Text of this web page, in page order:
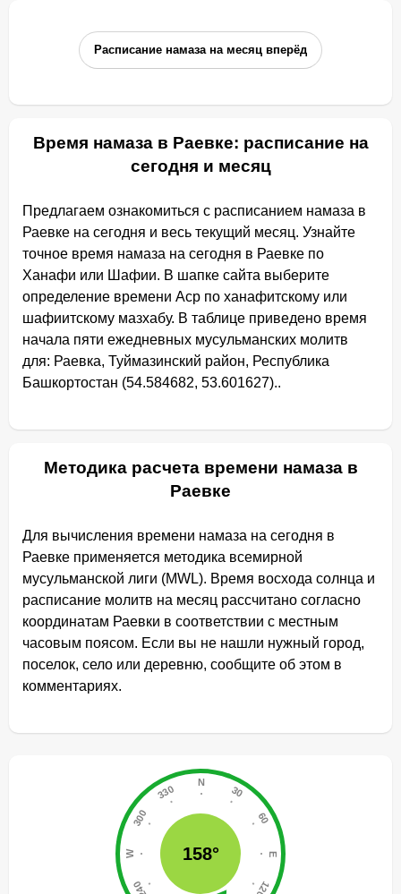
Расписание намаза на месяц вперёд
Время намаза в Раевке: расписание на
сегодня и месяц
Предлагаем ознакомиться с расписанием намаза в
Раевке на сегодня и весь текущий месяц. Узнайте
точное время намаза на сегодня в Раевке по
Ханафи или Шафии. В шапке сайта выберите
определение времени Аср по ханафитскому или
шафиитскому мазхабу. В таблице приведено время
начала пяти ежедневных мусульманских молитв
для: Раевка, Туймазинский район, Республика
Башкортостан (54.584682, 53.601627)..
Методика расчета времени намаза в
Раевке
Для вычисления времени намаза на сегодня в
Раевке применяется методика всемирной
мусульманской лиги (MWL). Время восхода солнца и
расписание молитв на месяц рассчитано согласно
координатам Раевки в соответствии с местным
часовым поясом. Если вы не нашли нужный город,
поселок, село или деревню, сообщите об этом в
комментариях.
158°